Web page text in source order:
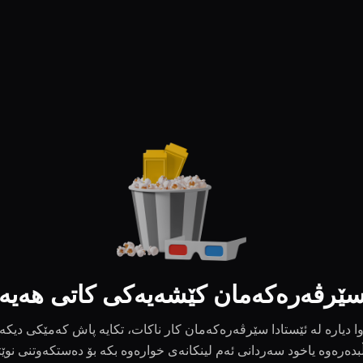
کێشەیەکی کاتی
وا دیارە لە ئێستادا سێرڤەرەکەمان کار ناکات، تکایە پاش کەمێکی دیکە
یاخود سەردانی ئەم لینکانەی خوارەوە بکە بۆ دەستکەوتنی